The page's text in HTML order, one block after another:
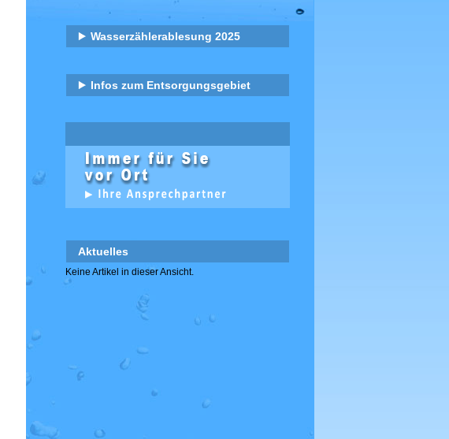
Wasserzählerablesung 2025
Infos zum Entsorgungsgebiet
Aktuelles
Keine Artikel in dieser Ansicht.